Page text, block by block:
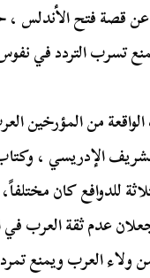
قصة فتح الأندلس ،
تسرب التردد في
من المؤرخين
الإدريسي ،
للدوافع كان
عدم ثقة العرب في
العرب ويمنع